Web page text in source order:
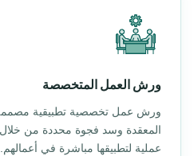
ورش العمل المتخصصة
ورش عمل تخصصية تطبيقية مصممة
المعقدة وسد فجوة محددة من خلال
عملية لتطبيقها مباشرة في أعمالهم.